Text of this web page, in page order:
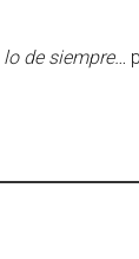
lo de siempre…